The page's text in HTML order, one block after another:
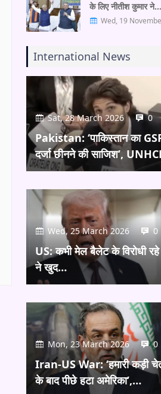
के लिए नीतीश कुमार ने…
Wed, 19
International News
Sat, 28 March 2026 0
Pakistan: ‘पाकिस्तान का
दर्जा छीनने की साजिश’,
Wed, 25 March 2026 0
US: कभी मेल बैलेट के विरोधी
ने खुद…
Mon, 23 March 2026 0
Iran-US War: ‘हमारी कड़ी
के बाद पीछे हटा अमेरिका’,…